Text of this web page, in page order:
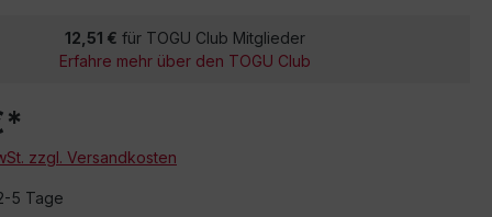
12,51 € für TOGU Club Mitglieder
Erfahre mehr über den TOGU Club
zzgl. Versandkosten
5 Tage